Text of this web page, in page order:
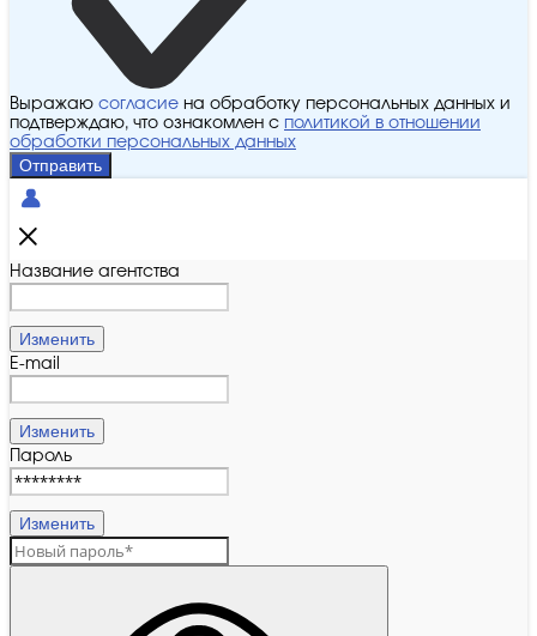
Выражаю согласие на обработку персональных данных и
подтверждаю, что ознакомлен с политикой в отношении
обработки персональных данных
Отправить
Название агентства
Изменить
E-mail
Изменить
Пароль
Изменить